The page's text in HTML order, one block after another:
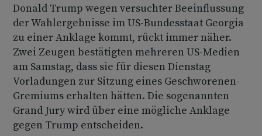
Donald Trump wegen versuchter Beeinflussung
der Wahlergebnisse im US-Bundesstaat Georgia
zu einer Anklage kommt, rückt immer näher.
Zwei Zeugen bestätigten mehreren US-Medien
am Samstag, dass sie für diesen Dienstag
Vorladungen zur Sitzung eines Geschworenen-
Gremiums erhalten hätten. Die sogenannten
Grand Jury wird über eine mögliche Anklage
gegen Trump entscheiden.